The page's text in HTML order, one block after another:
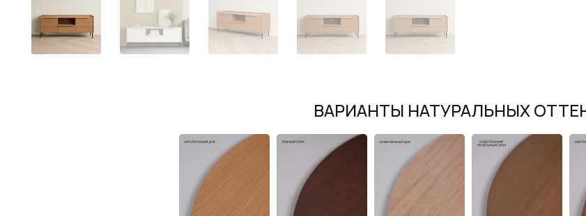
ВАРИАНТЫ НАТУРАЛЬНЫХ